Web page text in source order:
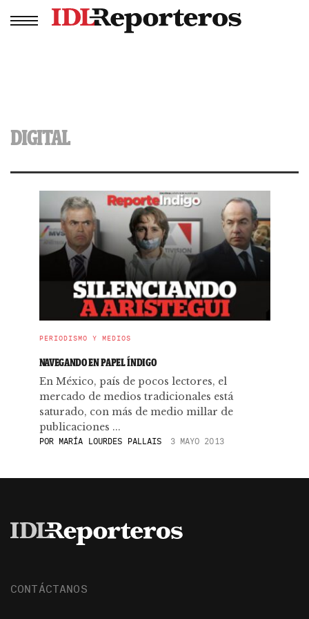
DIGITAL
PERIODISMO Y MEDIOS
NAVEGANDO EN PAPEL ÍNDIGO
En México, país de pocos lectores, el
mercado de medios tradicionales está
saturado, con más de medio millar de
publicaciones ...
PORMARÍA LOURDES PALLAIS 3 MAYO 2013
CONTÁCTANOS